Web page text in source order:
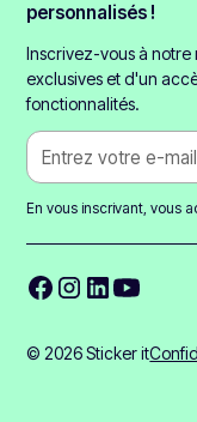
personnalisés !
Inscrivez-vous à
exclusives et d'un
fonctionnalités.
En vous inscrivant, vous
© 2026 Sticker it